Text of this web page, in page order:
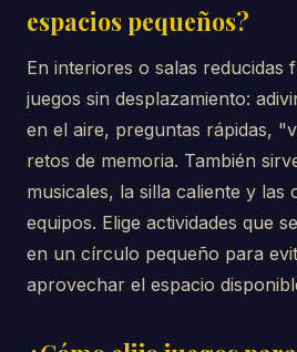
espacios pequeños?
En interiores o salas reducidas
juegos sin desplazamiento:
en el aire, preguntas rápidas,
retos de memoria. También
musicales, la silla caliente y las
equipos. Elige actividades que
en un círculo pequeño para
aprovechar el espacio